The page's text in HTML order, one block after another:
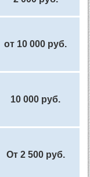
от 10 000 руб.
10 000 руб.
От 2 500 руб.